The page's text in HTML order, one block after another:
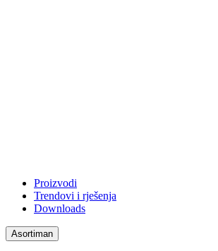
Proizvodi
Trendovi i rješenja
Downloads
Asortiman